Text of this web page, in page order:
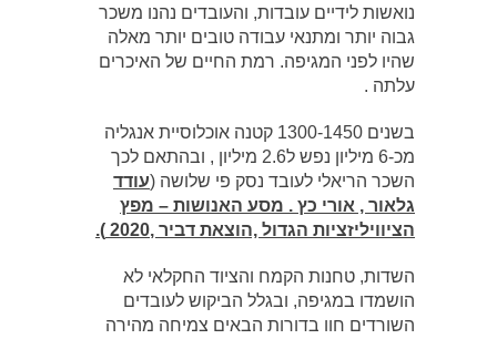
נואשות לידיים עובדות, והעובדים נהנו משכר
גבוה יותר ומתנאי עבודה טובים יותר מאלה
שהיו לפני המגיפה. רמת החיים של האיכרים
בשנים 1300-1450 קטנה אוכלוסיית אנגליה
מכ-6 מיליון נפש ל2.6 מיליון , ובהתאם לכך
השכר הריאלי לעובד נסק פי שלושה ( עודד
גלאור , אורי כץ . מסע האנושות – מפץ
הציוויליזציות הגדול ,הוצאת דביר ,2020
).
השדות, טחנות הקמח והציוד החקלאי לא
הושמדו במגיפה, ובגלל הביקוש לעובדים
השורדים חוו בדורות הבאים צמיחה מהירה